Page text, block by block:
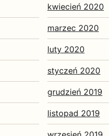
kwiecień 2020
marzec 2020
luty 2020
styczeń 2020
grudzień 2019
listopad 2019